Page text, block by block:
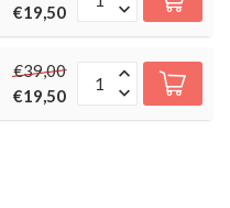
€19,50
€39,00
€19,50